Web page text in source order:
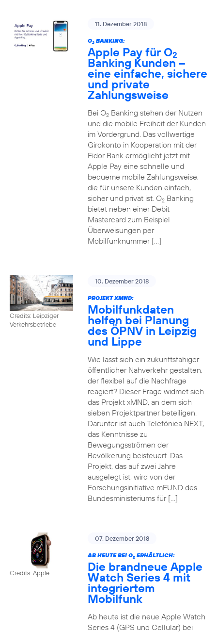
11. Dezember 2018
O2BANKING:
Apple Pay für O2
Banking Kunden –
eine einfache, sichere
und private
Zahlungsweise
Bei O2Banking stehen der Nutzen
und die mobile Freiheit der Kunden
im Vordergrund. Das vollwertige
Girokonto in Kooperation mit der
Fidor Bank ermöglicht jetzt mit
Apple Pay eine schnelle und
bequeme mobile Zahlungsweise,
die für unsere Kunden einfach,
sicher und privat ist. O2Banking
bietet neben einer Debit
Mastercard zum Beispiel
Überweisungen per
Mobilfunknummer […]
Credits: Leipziger
Verkehrsbetriebe
10. Dezember 2018
PROJEKT XMND:
Mobilfunkdaten
helfen bei Planung
des ÖPNV in Leipzig
und Lippe
Wie lässt sich ein zukunftsfähiger
öffentlicher Nahverkehr gestalten,
der flexibel auf die Nachfrage
reagiert? Dieser Frage widmet sich
das Projekt xMND, an dem sich
sieben Projektpartner beteiligen.
Darunter ist auch Telefónica NEXT,
das Kenntnisse zu
Bewegungsströmen der
Bevölkerung beisteuert. Das
Projekt, das auf zwei Jahre
ausgelegt ist, wird von der
Forschungsinitiative mFUND des
Bundesministeriums für […]
Credits: Apple
07. Dezember 2018
AB HEUTE BEI O2ERHÄLTLICH:
Die brandneue Apple
Watch Series 4 mit
integriertem
Mobilfunk
Ab heute ist die neue Apple Watch
Series 4 (GPS und Cellular) bei